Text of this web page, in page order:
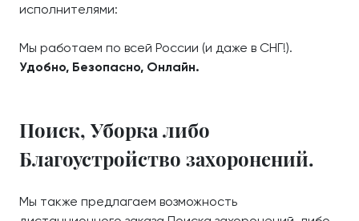
исполнителями:
Мы работаем по всей России (и даже в СНГ!).
Удобно, Безопасно, Онлайн.
Поиск, Уборка либо
Благоустройство захоронений.
Мы также предлагаем возможность